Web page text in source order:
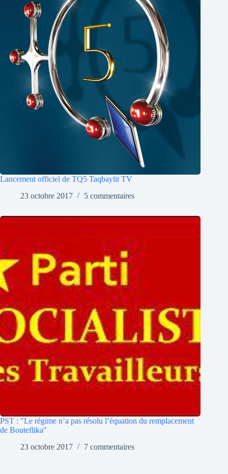
Lancement officiel de TQ5 Taqbaylit TV
23 octobre 2017
5 commentaires
PST : "Le régime n’a pas résolu l’équation du remplacement
de Bouteflika"
23 octobre 2017
7 commentaires